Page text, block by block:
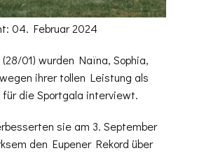
04. Februar 2024
01) wurden Naïna, Sophia,
ihrer tollen Leistung als
die Sportgala interviewt.
sie am 3. September
den Eupener Rekord über